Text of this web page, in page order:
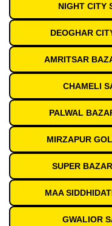
NIGHT CITY
DEOGHAR
AMRITSAR
CHAMELI
PALWAL
MIRZAPUR
SUPER
MAA
GWALIOR